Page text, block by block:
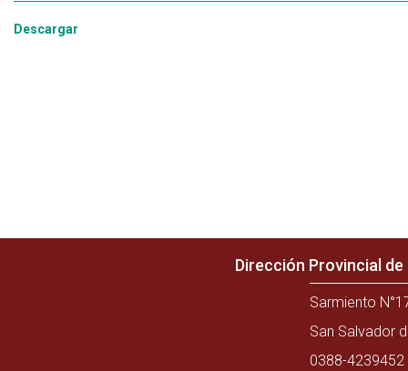
Descargar
Dirección Provincial
Sarmiento
San Salvador
0388-